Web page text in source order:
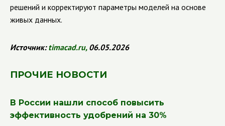
решений и корректируют параметры моделей на основе
живых данных.
Источник: timacad.ru,06.05.2026
ПРОЧИЕ НОВОСТИ
В России нашли способ повысить
эффективность удобрений на 30%